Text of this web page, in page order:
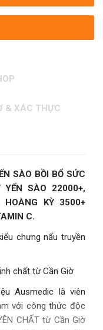
& XÁC THỰC
SÀO BỒI BỔ SỨC
YẾN SÀO 22000+,
HOÀNG KỲ 3500+
C.
chưng nấu truyền
chất từ Cần Giờ
Ausmedic là viên
với công thức độc
CHẤT từ Cần Giờ